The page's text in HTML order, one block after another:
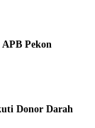
Pekon
Donor Darah